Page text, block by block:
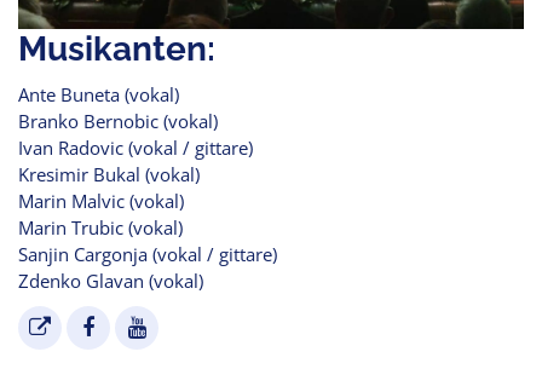
Musikanten:
Ante Buneta (vokal)
Branko Bernobic (vokal)
Ivan Radovic (vokal / gittare)
Kresimir Bukal (vokal)
Marin Malvic (vokal)
Marin Trubic (vokal)
Sanjin Cargonja (vokal / gittare)
Zdenko Glavan (vokal)